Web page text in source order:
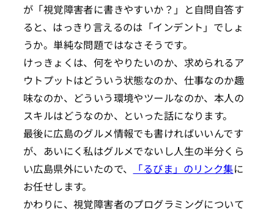
が「視覚障害者に書きやすいか？」と自問自答す
ると、はっきり言えるのは「インデント」でしょ
うか。単純な問題ではなさそうです。
けっきょくは、何をやりたいのか、求められるア
ウトプットはどういう状態なのか、仕事なのか趣
味なのか、どういう環境やツールなのか、本人の
スキルはどうなのか、といった話になります。
最後に広島のグルメ情報でも書ければいいんです
が、あいにく私はグルメでないし人生の半分くら
い広島県外にいたので、
「るびま」のリンク集に
お任せします。
かわりに、視覚障害者のプログラミングについて